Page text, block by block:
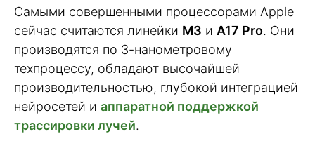
Самыми совершенными процессорами Apple
сейчас считаются линейки M3 и A17 Pro. Они
производятся по 3-нанометровому
техпроцессу, обладают высочайшей
производительностью, глубокой интеграцией
нейросетей и аппаратной поддержкой
трассировки лучей.